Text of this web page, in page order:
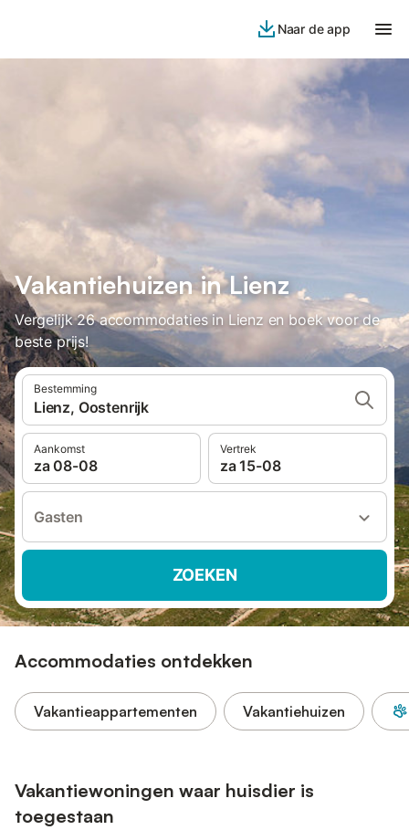
Naar de app
Vakantiehuizen in Lienz
Vergelijk 26 accommodaties in Lienz en boek voor de
beste prijs!
Bestemming
Lienz, Oostenrijk
Aankomst
za 08-08
Vertrek
za 15-08
Gasten
ZOEKEN
Accommodaties ontdekken
Vakantieappartementen Vakantiehuizen
Vakantiewoningen waar huisdier is
toegestaan